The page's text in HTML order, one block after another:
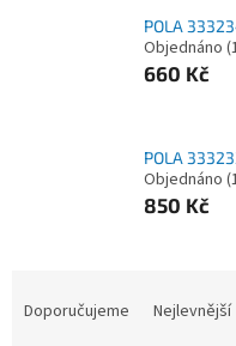
POLA
Objednáno
660 Kč
POLA
Objednáno
850 Kč
Doporučujeme Nejlevnější